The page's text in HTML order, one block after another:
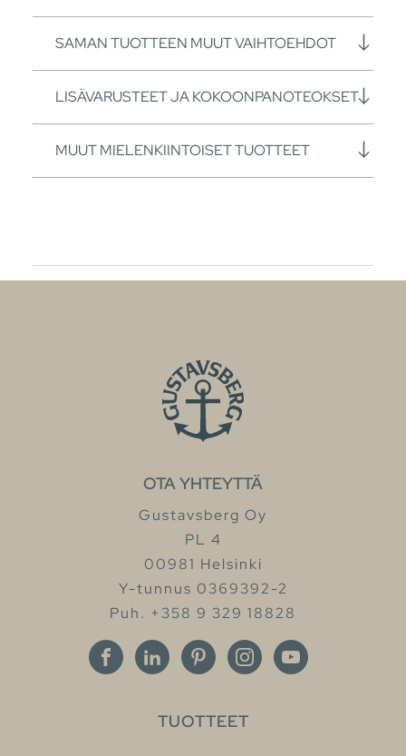
SAMAN TUOTTEEN MUUT VAIHTOEHDOT
LISÄVARUSTEET JA KOKOONPANOTEOKSET
MUUT MIELENKIINTOISET TUOTTEET
OTA YHTEYTTÄ
Gustavsberg Oy
PL 4
00981 Helsinki
Y-tunnus 0369392-2
Puh. +358 9 329 18828
TUOTTEET